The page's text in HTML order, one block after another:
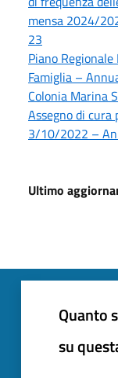
mensa 2024/
23
Piano
Famiglia –
Colonia Marina
Assegno di cura
3/10/2022 –
Ultimo
Quanto
su